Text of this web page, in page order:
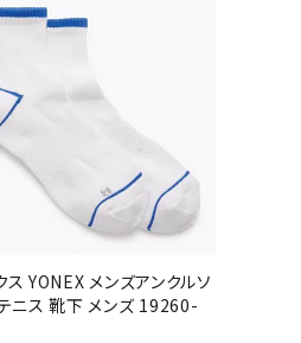
バレーボールシューズ
バレーボール用サポーター
ボール（バレーボール）
ボール用品（バレーボール）
ソックス
その他アクセサリー
molten MTG
ス YONEX メンズアンクルソ
ニス 靴下 メンズ 19260-